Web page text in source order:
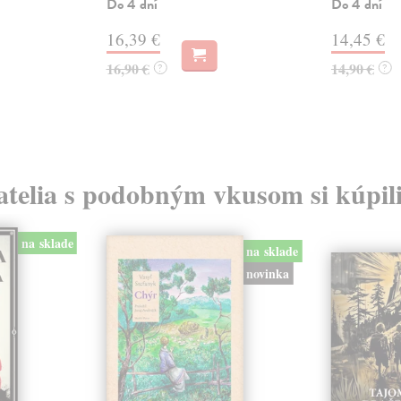
16,39 €
16,90 € ?
14,45 €
14,90 € ?
s podobným vkusom si
na sklade
na sklade
novinka